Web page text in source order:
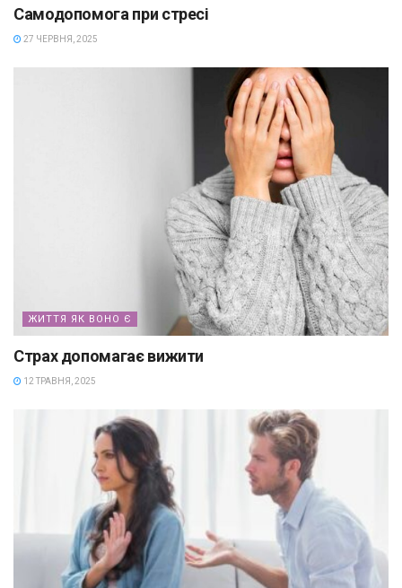
Самодопомога при стресі
27 ЧЕРВНЯ, 2025
ЖИТТЯ ЯК ВОНО Є
Страх допомагає вижити
12 ТРАВНЯ, 2025